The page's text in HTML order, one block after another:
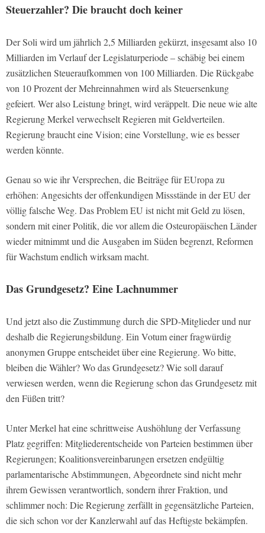
Steuerzahler? Die braucht doch keiner
Der Soli wird um jährlich 2,5 Milliarden gekürzt, insgesamt also 10
Milliarden im Verlauf der Legislaturperiode – schäbig bei einem
zusätzlichen Steueraufkommen von 100 Milliarden. Die Rückgabe
von 10 Prozent der Mehreinnahmen wird als Steuersenkung
gefeiert. Wer also Leistung bringt, wird veräppelt. Die neue wie alte
Regierung Merkel verwechselt Regieren mit Geldverteilen.
Regierung braucht eine Vision; eine Vorstellung, wie es besser
werden könnte.
Genau so wie ihr Versprechen, die Beiträge für EUropa zu
erhöhen: Angesichts der offenkundigen Missstände in der EU der
völlig falsche Weg. Das Problem EU ist nicht mit Geld zu lösen,
sondern mit einer Politik, die vor allem die Osteuropäischen Länder
wieder mitnimmt und die Ausgaben im Süden begrenzt, Reformen
für Wachstum endlich wirksam macht.
Das Grundgesetz? Eine Lachnummer
Und jetzt also die Zustimmung durch die SPD-Mitglieder und nur
deshalb die Regierungsbildung. Ein Votum einer fragwürdig
anonymen Gruppe entscheidet über eine Regierung. Wo bitte,
bleiben die Wähler? Wo das Grundgesetz? Wie soll darauf
verwiesen werden, wenn die Regierung schon das Grundgesetz mit
den Füßen tritt?
Unter Merkel hat eine schrittweise Aushöhlung der Verfassung
Platz gegriffen: Mitgliederentscheide von Parteien bestimmen über
Regierungen; Koalitionsvereinbarungen ersetzen endgültig
parlamentarische Abstimmungen, Abgeordnete sind nicht mehr
ihrem Gewissen verantwortlich, sondern ihrer Fraktion, und
schlimmer noch: Die Regierung zerfällt in gegensätzliche Parteien,
die sich schon vor der Kanzlerwahl auf das Heftigste bekämpfen.